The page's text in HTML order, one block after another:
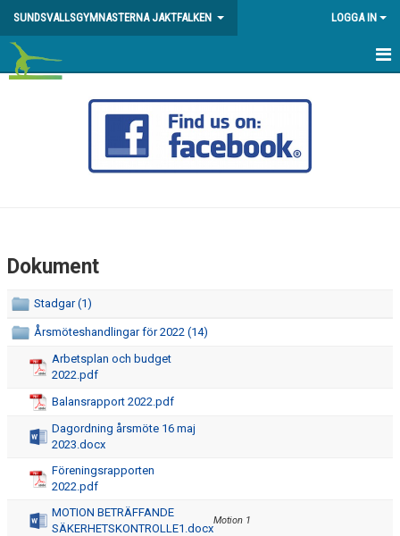
SUNDSVALLSGYMNASTERNA JAKTFALKEN LOGGA IN
DIREKTANMÄLAN/INTRESSEANMÄLAN
KANSLI/STYRELSE
STADGAR
DOKUMENT
BESTÄLLNING AV FÖRENINGSKLÄDER M.M
SPONSRING & STÖDMEDLEM
DIGITAL SKADEANMÄLAN
Dokument
Stadgar (1)
Årsmöteshandlingar för 2022 (14)
Arbetsplan och budget
2022.pdf
Balansrapport 2022.pdf
Dagordning årsmöte 16 maj
2023.docx
Föreningsrapporten
2022.pdf
MOTION BETRÄFFANDE
SÄKERHETSKONTROLLE1.docx
Motion 1